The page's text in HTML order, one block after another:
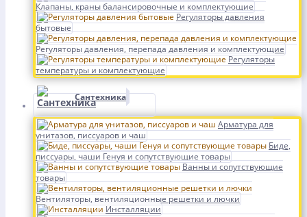
Клапаны, краны балансировочные и комплектующие
Регуляторы давления
бытовые
Регуляторы давления, перепада давления и комплектующие
Регуляторы
температуры и комплектующие
Сантехника
Арматура для
унитазов, писсуаров и чаш
Биде,
писсуары, чаши Генуя и сопутствующие товары
Ванны и сопутствующие
товары
Вентиляторы, вентиляционные решетки и лючки
Инсталляции